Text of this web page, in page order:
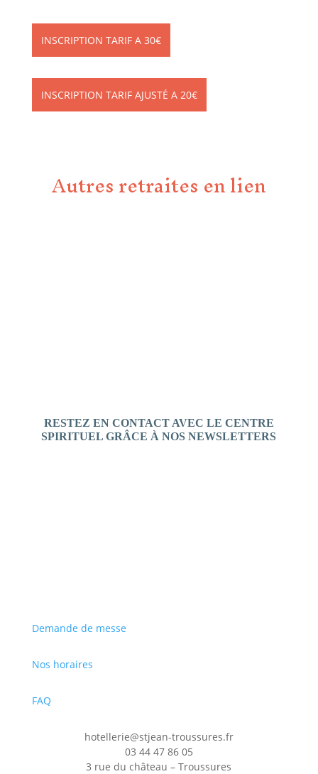
INSCRIPTION TARIF A 30€
INSCRIPTION TARIF AJUSTÉ A 20€
Autres retraites en lien
RESTEZ EN CONTACT AVEC LE CENTRE
SPIRITUEL GRÂCE À NOS NEWSLETTERS
Demande de messe
Nos horaires
FAQ
hotellerie@stjean-troussures.fr
03 44 47 86 05
3 rue du château – Troussures